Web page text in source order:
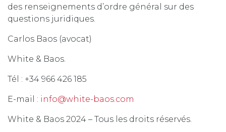
des renseignements d’ordre général sur des
questions juridiques.
Carlos Baos (avocat)
White & Baos.
Tél : +34 966 426 185
E-mail : info@white-baos.com
White & Baos 2024 – Tous les droits réservés.